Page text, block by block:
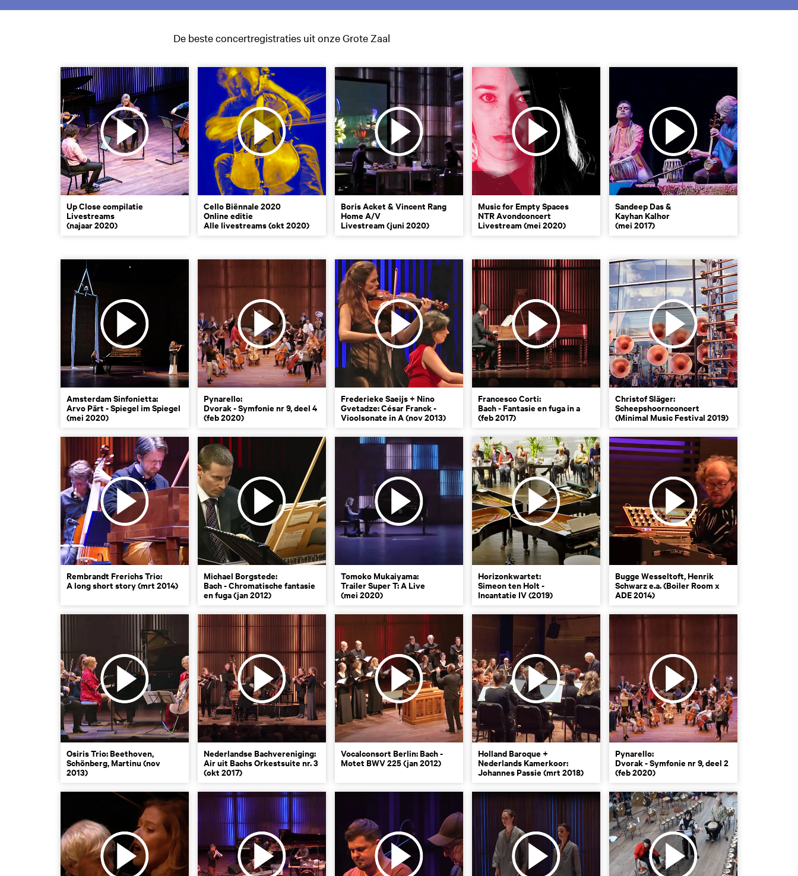
De beste concertregistraties uit onze Grote Zaal
Up Close compilatie
Livestreams
(najaar 2020)
Cello Biënnale 2020
Online editie
Alle livestreams (okt 2020)
Boris Acket & Vincent Rang
Home A/V
Livestream (juni 2020)
Music for Empty Spaces
NTR Avondconcert
Livestream (mei 2020)
Sandeep Das &
Kayhan Kalhor
(mei 2017)
Amsterdam Sinfonietta:
Arvo Pärt - Spiegel im Spiegel
(mei 2020)
Pynarello:
Dvorak - Symfonie nr 9, deel 4
(feb 2020)
Frederieke Saeijs + Nino
Gvetadze: César Franck -
Vioolsonate in A (nov 2013)
Francesco Corti:
Bach - Fantasie en fuga in a
(feb 2017)
Christof Släger:
Scheepshoornconcert
(Minimal Music Festival 2019)
Rembrandt Frerichs Trio:
A long short story (mrt 2014)
Michael Borgstede:
Bach - Chromatische fantasie
en fuga (jan 2012)
Tomoko Mukaiyama:
Trailer Super T: A Live
(mei 2020)
Horizonkwartet:
Simeon ten Holt -
Incantatie IV (2019)
Bugge Wesseltoft, Henrik
Schwarz e.a. (Boiler Room x
ADE 2014)
Osiris Trio: Beethoven,
Schönberg, Martinu (nov
2013)
Nederlandse Bachvereniging:
Air uit Bachs Orkestsuite nr. 3
(okt 2017)
Vocalconsort Berlin: Bach -
Motet BWV 225 (jan 2012)
Holland Baroque +
Nederlands Kamerkoor:
Johannes Passie (mrt 2018)
Pynarello:
Dvorak - Symfonie nr 9, deel 2
(feb 2020)